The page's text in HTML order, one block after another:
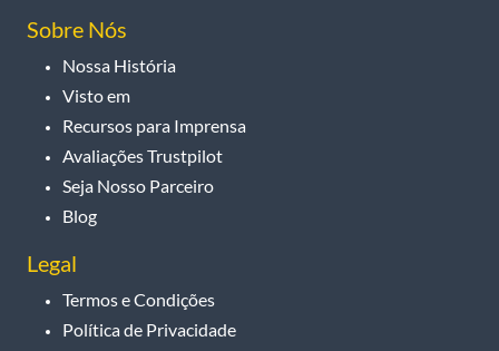
Sobre Nós
Nossa História
Visto em
Recursos para Imprensa
Avaliações Trustpilot
Seja Nosso Parceiro
Blog
Legal
Termos e Condições
Política de Privacidade